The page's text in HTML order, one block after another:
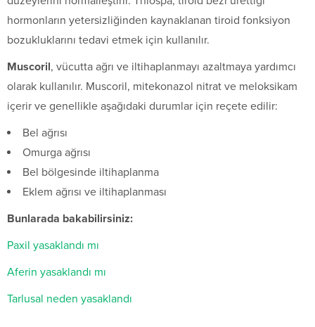
hormonların yetersizliğinden kaynaklanan tiroid fonksiyon
bozukluklarını tedavi etmek için kullanılır.
Muscoril, vücutta ağrı ve iltihaplanmayı azaltmaya yardımcı
olarak kullanılır. Muscoril, mitekonazol nitrat ve meloksikam
içerir ve genellikle aşağıdaki durumlar için reçete edilir:
Bel ağrısı
Omurga ağrısı
Bel bölgesinde iltihaplanma
Eklem ağrısı ve iltihaplanması
Bunlarada bakabilirsiniz:
Paxil yasaklandı mı
Aferin yasaklandı mı
Tarlusal neden yasaklandı